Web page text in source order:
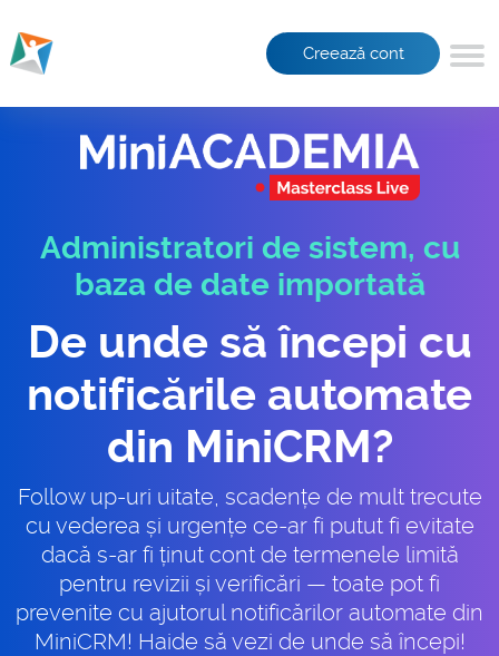
Creează cont
Administratori de sistem, cu
baza de date importată
De unde să începi cu
notificările automate
din MiniCRM?
Follow up-uri uitate, scadențe de mult trecute
cu vederea și urgențe ce-ar fi putut fi evitate
dacă s-ar fi ținut cont de termenele limită
pentru revizii și verificări — toate pot fi
prevenite cu ajutorul notificărilor automate din
MiniCRM! Haide să vezi de unde să începi!